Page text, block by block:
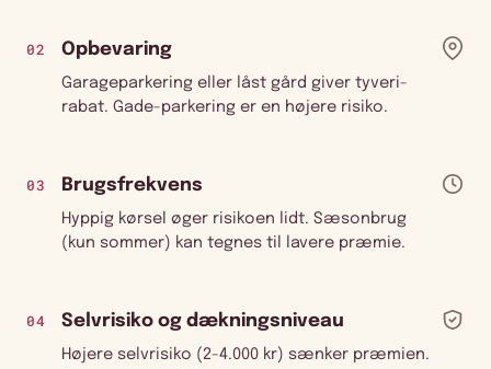
02 Opbevaring
Garageparkering eller låst gård giver tyveri-
rabat. Gade-parkering er en højere risiko.
03 Brugsfrekvens
Hyppig kørsel øger risikoen lidt. Sæsonbrug
(kun sommer) kan tegnes til lavere præmie.
04 Selvrisiko og dækningsniveau
Højere selvrisiko (2-4.000 kr) sænker præmien.